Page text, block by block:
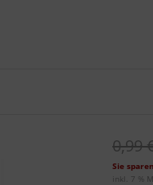
0,99
Sie
inkl. 7 %